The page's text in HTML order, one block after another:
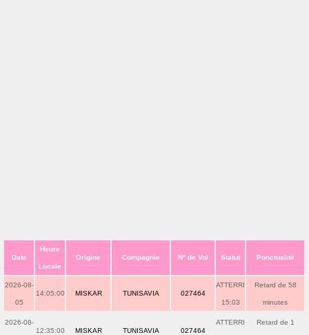
Date
Heure
Locale
Origine Compagnie N° de Vol Statut Ponctualité
2026-08-
05
14:05:00 MISKAR TUNISAVIA 027464
ATTERRI
15:03
Retard de 58
minutes
2026-08-
12:35:00 MISKAR TUNISAVIA 027464
ATTERRI Retard de 1